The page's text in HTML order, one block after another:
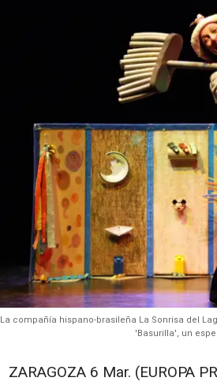
La compañía hispano-brasileña La Sonrisa del
'Basurilla', un
ZARAGOZA 6 Mar. (EUROPA